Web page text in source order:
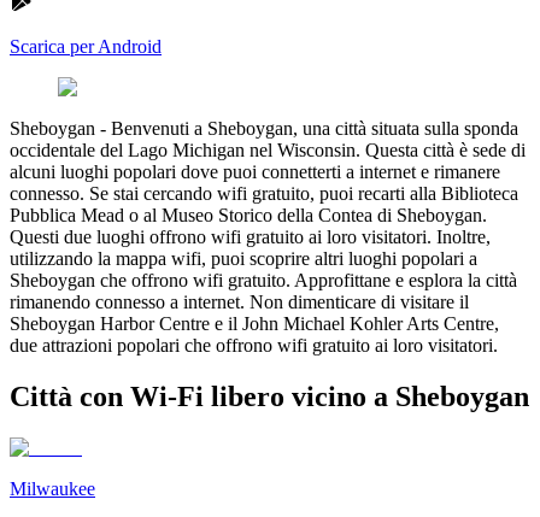
Scarica per Android
Sheboygan - Benvenuti a Sheboygan, una città situata sulla sponda
occidentale del Lago Michigan nel Wisconsin. Questa città è sede di
alcuni luoghi popolari dove puoi connetterti a internet e rimanere
connesso. Se stai cercando wifi gratuito, puoi recarti alla Biblioteca
Pubblica Mead o al Museo Storico della Contea di Sheboygan.
Questi due luoghi offrono wifi gratuito ai loro visitatori. Inoltre,
utilizzando la mappa wifi, puoi scoprire altri luoghi popolari a
Sheboygan che offrono wifi gratuito. Approfittane e esplora la città
rimanendo connesso a internet. Non dimenticare di visitare il
Sheboygan Harbor Centre e il John Michael Kohler Arts Centre,
due attrazioni popolari che offrono wifi gratuito ai loro visitatori.
Città con Wi-Fi libero vicino a Sheboygan
Milwaukee